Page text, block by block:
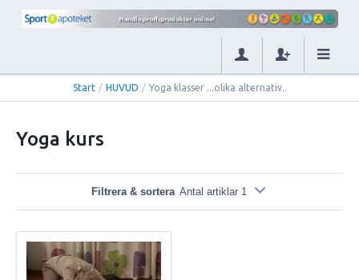
Start / HUVUD / Yoga klasser ...olika alternativ..
Yoga kurs
Filtrera & sortera Antal artiklar 1